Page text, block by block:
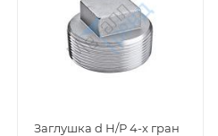
Заглушка d Н/Р 4-х гран